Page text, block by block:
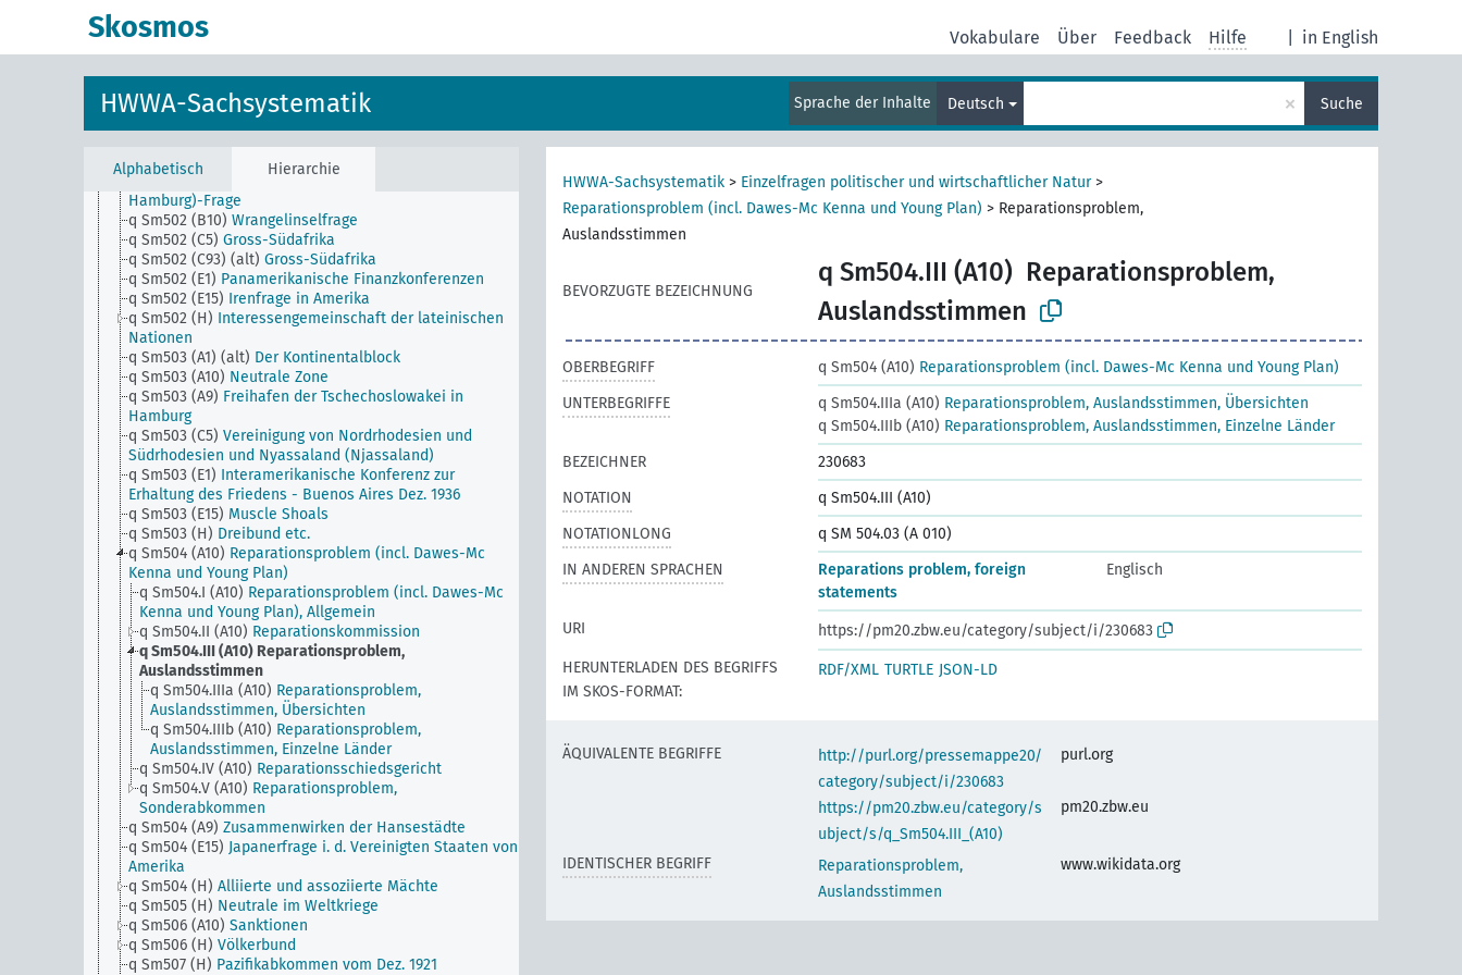
Skosmos in English
Vokabulare Über Feedback Hilfe
HWWA-Sachsystematik Sprache der Inhalte Deutsch × Suche
Alphabetisch Hierarchie
q Sm502 (A22)
q Sm502 (A43) Foyer-turc-Bewegung (Foyer turc)
Thrakienfrage
q Sm502 (A50) (alt)
Wolgadeutsche
q Sm502 (A9)
Hamburg)-Frage
q Sm502 (B10) Wrangelinselfrage
q Sm502 (C5) Gross-Südafrika
q Sm502 (C93) (alt) Gross-Südafrika
q Sm502 (E1) Panamerikanische Finanzkonferenzen
q Sm502 (E15) Irenfrage in Amerika
q Sm502 (H) Interessengemeinschaft der lateinischen
Nationen
q Sm503 (A1) (alt) Der Kontinentalblock
q Sm503 (A10) Neutrale Zone
q Sm503 (A9) Freihafen der Tschechoslowakei in
Hamburg
q Sm503 (C5) Vereinigung von Nordrhodesien und
Südrhodesien und Nyassaland (Njassaland)
q Sm503 (E1) Interamerikanische Konferenz zur
Erhaltung des Friedens - Buenos Aires Dez. 1936
q Sm503 (E15) Muscle Shoals
q Sm503 (H) Dreibund etc.
q Sm504 (A10) Reparationsproblem (incl. Dawes-Mc
Kenna und Young Plan)
q Sm504.I (A10) Reparationsproblem (incl. Dawes-Mc
Kenna und Young Plan), Allgemein
q Sm504.II (A10) Reparationskommission
q Sm504.III (A10) Reparationsproblem,
Auslandsstimmen
q Sm504.IIIa (A10) Reparationsproblem,
Auslandsstimmen, Übersichten
q Sm504.IIIb (A10) Reparationsproblem,
Auslandsstimmen, Einzelne Länder
q Sm504.IV (A10) Reparationsschiedsgericht
q Sm504.V (A10) Reparationsproblem,
Sonderabkommen
q Sm504 (A9) Zusammenwirken der Hansestädte
q Sm504 (E15) Japanerfrage i. d. Vereinigten Staaten von
Amerika
q Sm504 (H) Alliierte und assoziierte Mächte
q Sm505 (H) Neutrale im Weltkriege
q Sm506 (A10) Sanktionen
q Sm506 (H) Völkerbund
q Sm507 (H) Pazifikabkommen vom Dez. 1921
HWWA-Sachsystematik > Einzelfragen politischer und wirtschaftlicher Natur>
Reparationsproblem (incl. Dawes-Mc Kenna und Young Plan) > Reparationsproblem,
Auslandsstimmen
BEVORZUGTE BEZEICHNUNG
q Sm504.III (A10) Reparationsproblem,
Auslandsstimmen
OBERBEGRIFF q Sm504 (A10) Reparationsproblem (incl. Dawes-Mc Kenna und Young Plan)
UNTERBEGRIFFE
q Sm504.IIIa (A10) Reparationsproblem, Auslandsstimmen, Übersichten
q Sm504.IIIb (A10) Reparationsproblem, Auslandsstimmen, Einzelne Länder
BEZEICHNER
230683
NOTATION
q Sm504.III (A10)
NOTATIONLONG
q SM 504.03 (A 010)
IN ANDEREN SPRACHEN
Reparations problem, foreign
statements
Englisch
URI
https://pm20.zbw.eu/category/subject/i/230683
HERUNTERLADEN DES BEGRIFFS
IM SKOS-FORMAT:
RDF/XML TURTLE JSON-LD
ÄQUIVALENTE BEGRIFFE
http://purl.org/pressemappe20/
category/subject/i/230683
purl.org
https://pm20.zbw.eu/category/s
ubject/s/q_Sm504.III_(A10)
pm20.zbw.eu
IDENTISCHER BEGRIFF
Reparationsproblem,
Auslandsstimmen
www.wikidata.org